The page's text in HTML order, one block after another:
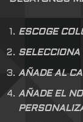
ESCOGE
SELECCIONA
AÑADE AL
AÑADE EL